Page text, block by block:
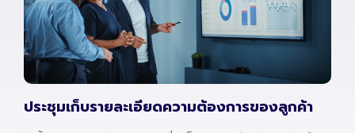
ประชุมเก็บรายละเอียดความต้องการของลูกค้า